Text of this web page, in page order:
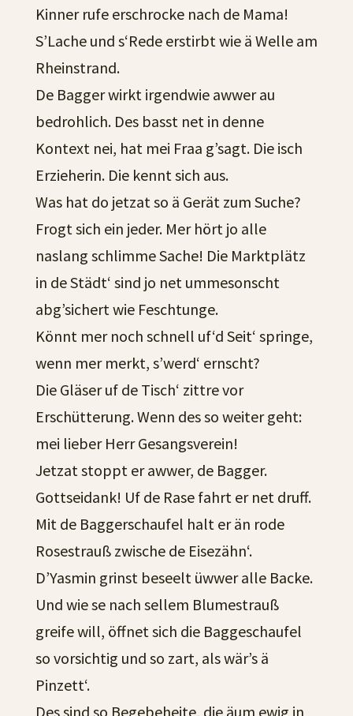
Kinner rufe erschrocke nach de Mama!
S’Lache und s‘Rede erstirbt wie ä Welle am
Rheinstrand.
De Bagger wirkt irgendwie awwer au
bedrohlich. Des basst net in denne
Kontext nei, hat mei Fraa g’sagt. Die isch
Erzieherin. Die kennt sich aus.
Was hat do jetzat so ä Gerät zum Suche?
Frogt sich ein jeder. Mer hört jo alle
naslang schlimme Sache! Die Marktplätz
in de Städt‘ sind jo net ummesonscht
abg’sichert wie Feschtunge.
Könnt mer noch schnell uf‘d Seit‘ springe,
wenn mer merkt, s’werd‘ ernscht?
Die Gläser uf de Tisch‘ zittre vor
Erschütterung. Wenn des so weiter geht:
mei lieber Herr Gesangsverein!
Jetzat stoppt er awwer, de Bagger.
Gottseidank! Uf de Rase fahrt er net druff.
Mit de Baggerschaufel halt er än rode
Rosestrauß zwische de Eisezähn‘.
D’Yasmin grinst beseelt üwwer alle Backe.
Und wie se nach sellem Blumestrauß
greife will, öffnet sich die Baggeschaufel
so vorsichtig und so zart, als wär’s ä
Pinzett‘.
Des sind so Begebeheite, die äum ewig in